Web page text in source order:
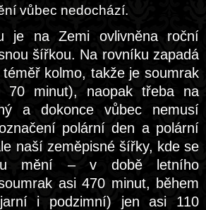
vůbec nedochází.
je na Zemi ovlivněna roční
šířkou. Na rovníku zapadá
kolmo, takže je soumrak
70 minut), naopak třeba na
a dokonce vůbec nemusí
polární den a polární
naší zeměpisné šířky, kde se
mění – v době letního
asi 470 minut, během
i podzimní) jen asi 110